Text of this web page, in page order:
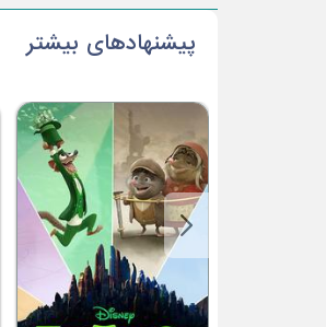
پیشنهادهای بیشتر